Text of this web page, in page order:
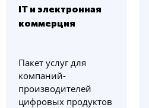
IT и электронная
коммерция
Пакет услуг для
компаний-
производителей
цифровых продуктов